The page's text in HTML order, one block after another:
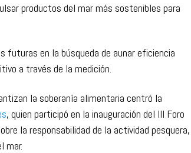
productos del mar más sostenibles para
futuras en la búsqueda de aunar eficiencia
a través de la medición.
la soberanía alimentaria centró la
, quien participó en la inauguración del III Foro
la responsabilidad de la actividad pesquera,
mar.